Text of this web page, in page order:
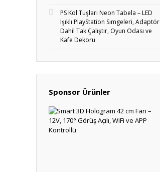
PS Kol Tuşları Neon Tabela – LED
Işıklı PlayStation Simgeleri, Adaptör
Dahil Tak Çalıştır, Oyun Odası ve
Kafe Dekoru
Sponsor Ürünler